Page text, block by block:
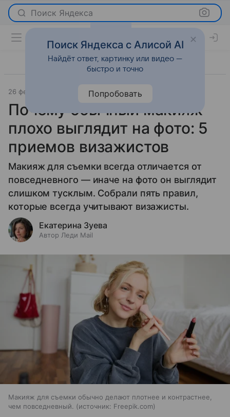
Поиск Яндекса
26 февраля 2026 Леди Mail Красота
Почему обычный макияж
плохо выглядит на фото: 5
приемов визажистов
Макияж для съемки всегда отличается от
повседневного — иначе на фото он выглядит
слишком тусклым. Собрали пять правил,
которые всегда учитывают визажисты.
Екатерина Зуева
Автор Леди Mail
Макияж для съемки обычно делают плотнее и контрастнее,
чем повседневный.
источник: Freepik.com
Поиск Яндекса с Алисой AI
Найдёт ответ, картинку или видео —
быстро и точно
Попробовать